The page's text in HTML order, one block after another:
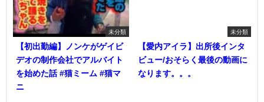
未分類
【初出勤編】ノンケがゲイビ
デオの制作会社でアルバイト
を始めた話 #猫ミーム #猫マ
ニ
未分類
【愛内アイラ】出所後インタ
ビュー/おそらく最後の動画に
なります。。。